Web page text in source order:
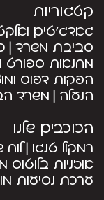
קטגוריות
גאדג’טים
סביבת משרד
מחנאות ספורט
הפקות דפוס
הנעלה משרד
הכוכבים שלנו
רמקול טנגו
אוזניות בלוטוס
ערכת נסיעות